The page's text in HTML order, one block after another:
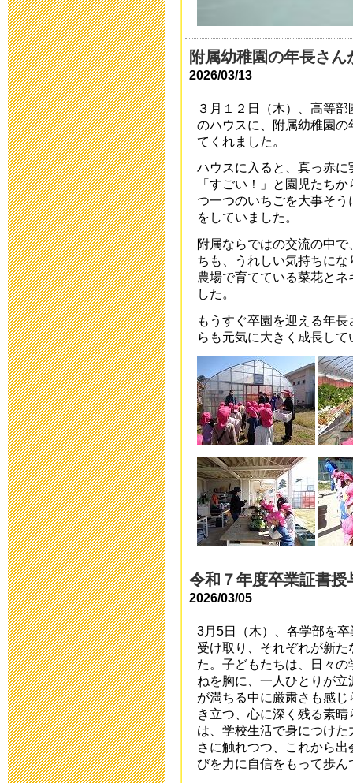
運動会を13日
2019年10月11日
令和2年度 入
2019年9月 2日
育友会夏祭り
2019年7月26日
平成31年度
2019年5月 7日
保健関係書類
2019年3月19日
「わいわい集
2018年9月28日
いじめ防止基
2018年9月 1日
「夏祭り」の
2018年7月27日
2018年度 夏
2018年7月26日
平成30年度
2018年5月 7日
第31回公開研
附属幼稚園の年長さ
2026/03/13
３月１２日（木）、高等
のハウスに、附属幼稚園
てくれました。
ハウスに入ると、真っ赤
「すごい！」と園児たち
つ一つのいちごを大事そ
をしていました。
附属ならではの交流の中
ちも、うれしい気持ちに
農場で育てている菜花と
した。
もうすぐ卒園を迎える年
らも元気に大きく成長し
令和７年度卒業証書授
2026/03/05
3月5日（木）、各学部を
受け取り、それぞれが新
た。子どもたちは、日々
ねを胸に、一人ひとりが
が満ちる中に厳粛さも感
き立つ、心に深く残る素
は、学校生活で身につけ
さに触れつつ、これから
びを力に自信をもって歩